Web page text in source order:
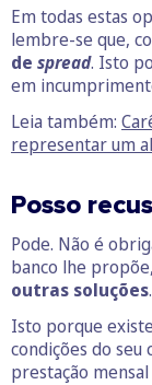
Em todas estas
lembre-se que,
de spread. Isto
em
Leia também:
representar um
Posso
Pode. Não é
banco lhe
outras soluções.
Isto porque
condições do seu
prestação